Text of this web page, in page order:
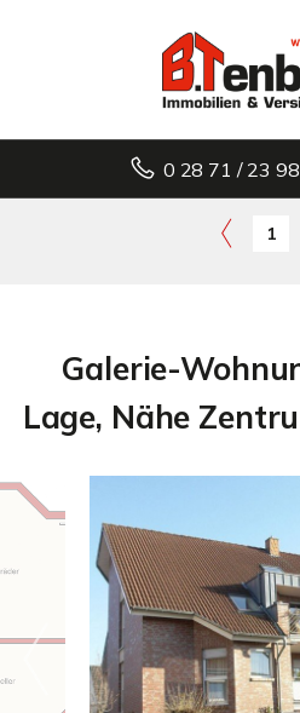
0 28 71 / 23
1
Galerie-
Lage, Nähe